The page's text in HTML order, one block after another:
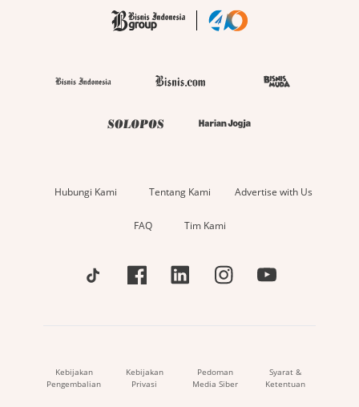
Hubungi Kami Tentang Kami Advertise with Us
FAQ Tim Kami
Kebijakan
Pengembalian
Kebijakan
Privasi
Pedoman
Media Siber
Syarat &
Ketentuan